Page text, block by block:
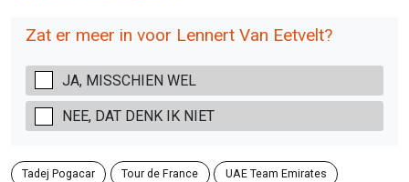
Zat er meer in voor Lennert Van Eetvelt?
JA, MISSCHIEN WEL
NEE, DAT DENK IK NIET
Tadej Pogacar Tour de France UAE Team Emirates